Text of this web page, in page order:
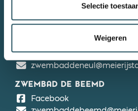
Selectie
Weigeren
De Molen Hey
ZWEMBAD DE NEUL
FacebookDe Neul
ZWEMBAD DE BEEMD
FacebookDe Beemd